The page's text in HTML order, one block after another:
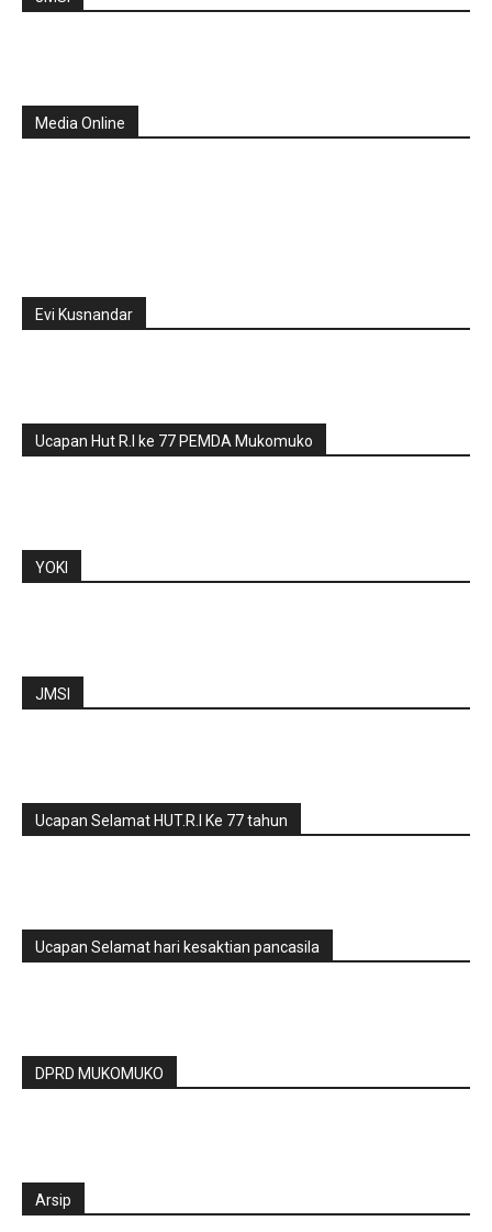
Media Online
Evi Kusnandar
Ucapan Hut R.I ke 77 PEMDA Mukomuko
YOKI
JMSI
Ucapan Selamat HUT.R.I Ke 77 tahun
Ucapan Selamat hari kesaktian pancasila
DPRD MUKOMUKO
Arsip